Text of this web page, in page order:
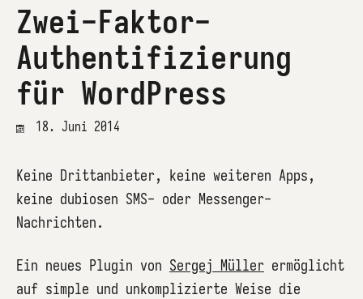
Zwei-Faktor-
Authentifizierung
für WordPress
18. Juni 2014
Keine Drittanbieter, keine weiteren Apps,
keine dubiosen SMS- oder Messenger-
Nachrichten.
Ein neues Plugin von Sergej Müller ermöglicht
auf simple und unkomplizierte Weise die